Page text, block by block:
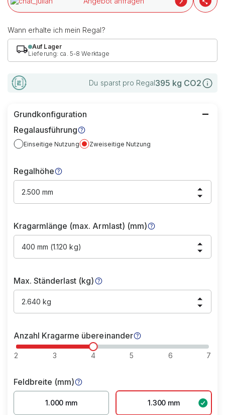
Wann erhalte ich mein Regal?
Auf Lager
Lieferung: ca. 5-8 Werktage
Du sparst pro Regal395 kg CO2
Grundkonfiguration
Regalausführung
Einseitige Nutzung Zweiseitige Nutzung
Regalhöhe
2.500 mm
Kragarmlänge (max. Armlast) (mm)
400 mm (1.120 kg)
Max. Ständerlast (kg)
2.640 kg
Anzahl Kragarme übereinander
2 3 4 5 6 7
Feldbreite (mm)
1.000 mm 1.300 mm